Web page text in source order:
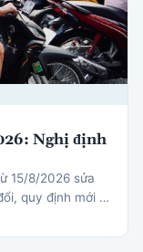
Nghị định
15/8/2026 sửa
quy định mới về
gi…